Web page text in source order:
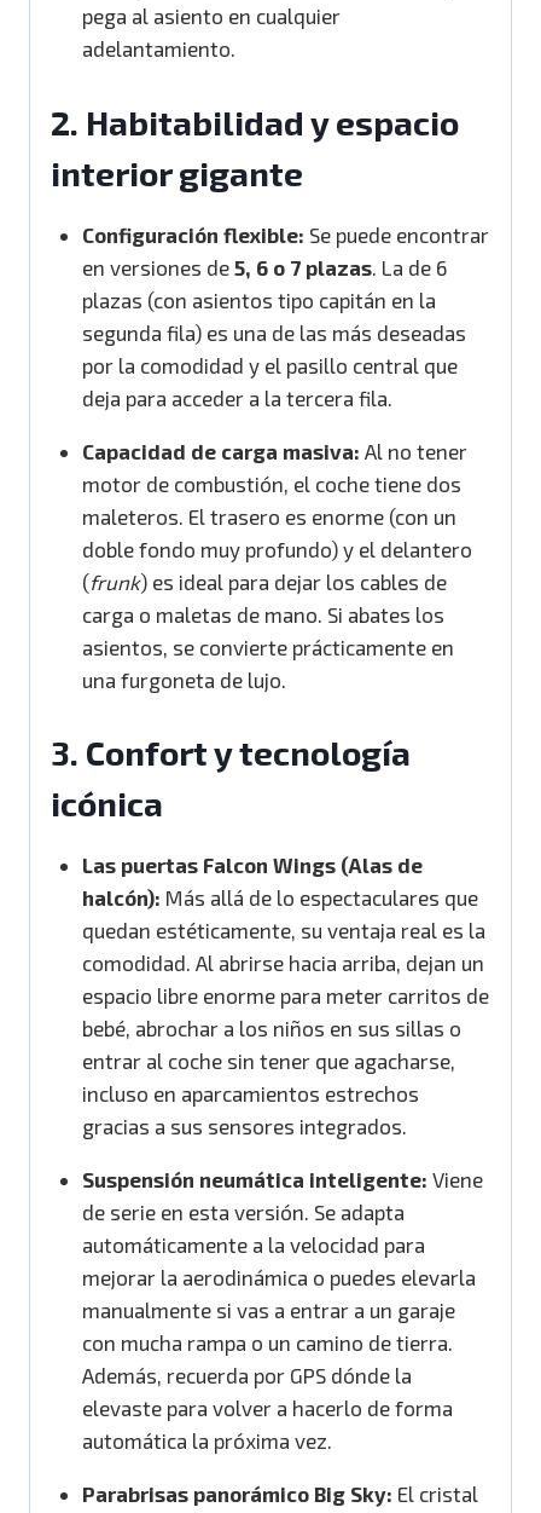
pega al asiento en cualquier
adelantamiento.
2. Habitabilidad y espacio
interior gigante
Configuración flexible: Se puede encontrar
en versiones de 5, 6 o 7 plazas. La de 6
plazas (con asientos tipo capitán en la
segunda fila) es una de las más deseadas
por la comodidad y el pasillo central que
deja para acceder a la tercera fila.
Capacidad de carga masiva: Al no tener
motor de combustión, el coche tiene dos
maleteros. El trasero es enorme (con un
doble fondo muy profundo) y el delantero
(frunk) es ideal para dejar los cables de
carga o maletas de mano. Si abates los
asientos, se convierte prácticamente en
una furgoneta de lujo.
3. Confort y tecnología
icónica
Las puertas Falcon Wings (Alas de
halcón): Más allá de lo espectaculares que
quedan estéticamente, su ventaja real es la
comodidad. Al abrirse hacia arriba, dejan un
espacio libre enorme para meter carritos de
bebé, abrochar a los niños en sus sillas o
entrar al coche sin tener que agacharse,
incluso en aparcamientos estrechos
gracias a sus sensores integrados.
Suspensión neumática inteligente: Viene
de serie en esta versión. Se adapta
automáticamente a la velocidad para
mejorar la aerodinámica o puedes elevarla
manualmente si vas a entrar a un garaje
con mucha rampa o un camino de tierra.
Además, recuerda por GPS dónde la
elevaste para volver a hacerlo de forma
automática la próxima vez.
Parabrisas panorámico Big Sky: El cristal